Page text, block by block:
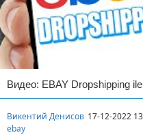
Видео: EBAY Dropshipping ile
Викентий Денисов 17-12-2022
ebay